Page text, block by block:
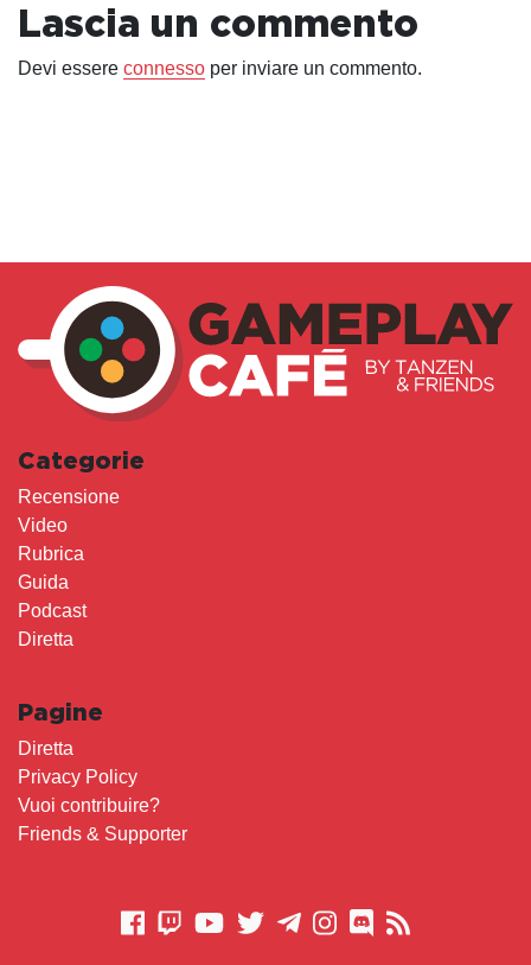
Lascia un commento
Devi essere connesso per inviare un commento.
Categorie
Recensione
Video
Rubrica
Guida
Podcast
Diretta
Pagine
Diretta
Privacy Policy
Vuoi contribuire?
Friends & Supporter